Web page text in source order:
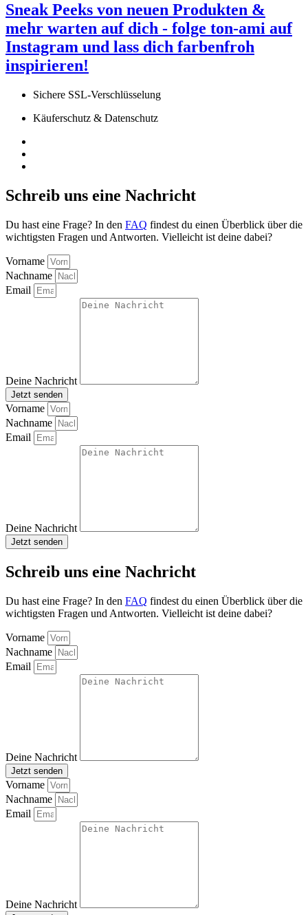
Sneak Peeks von neuen Produkten &
mehr warten auf dich - folge ton-ami auf
Instagram und lass dich farbenfroh
inspirieren!
Sichere SSL-Verschlüsselung
Käuferschutz & Datenschutz
Schreib uns eine Nachricht
Du hast eine Frage? In den FAQ findest du einen Überblick über die
wichtigsten Fragen und Antworten. Vielleicht ist deine dabei?
Vorname
Nachname
Email
Deine Nachricht
Jetzt senden
Vorname
Nachname
Email
Deine Nachricht
Jetzt senden
Schreib uns eine Nachricht
Du hast eine Frage? In den FAQ findest du einen Überblick über die
wichtigsten Fragen und Antworten. Vielleicht ist deine dabei?
Vorname
Nachname
Email
Deine Nachricht
Jetzt senden
Vorname
Nachname
Email
Deine Nachricht